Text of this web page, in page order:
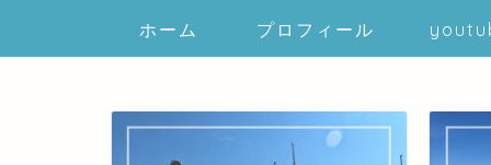
ホーム プロフィール